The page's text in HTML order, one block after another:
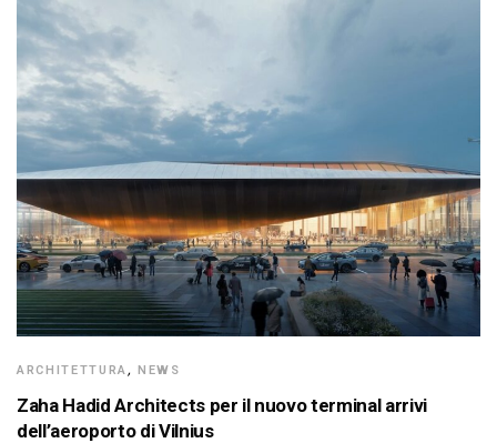
ARCHITETTURA,NEWS
Zaha Hadid Architects per il nuovo terminal arrivi
dell’aeroporto di Vilnius